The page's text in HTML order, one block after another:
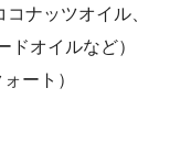
ナッツオイル、
オイルなど）
ート）